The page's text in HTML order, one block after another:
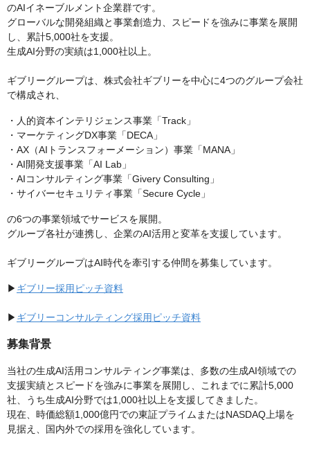
のAIイネーブルメント企業群です。
グローバルな開発組織と事業創造力、スピードを強みに事業を展開
し、累計5,000社を支援。
生成AI分野の実績は1,000社以上。
ギブリーグループは、株式会社ギブリーを中心に4つのグループ会社
で構成され、
・人的資本インテリジェンス事業「Track」
・マーケティングDX事業「DECA」
・AX（AIトランスフォーメーション）事業「MANA」
・AI開発支援事業「AI Lab」
・AIコンサルティング事業「Givery Consulting」
・サイバーセキュリティ事業「Secure Cycle」
の6つの事業領域でサービスを展開。
グループ各社が連携し、企業のAI活用と変革を支援しています。
ギブリーグループはAI時代を牽引する仲間を募集しています。
▶︎ ギブリー採用ピッチ資料
▶︎ ギブリーコンサルティング採用ピッチ資料
募集背景
当社の生成AI活用コンサルティング事業は、多数の生成AI領域での
支援実績とスピードを強みに事業を展開し、これまでに累計5,000
社、うち生成AI分野では1,000社以上を支援してきました。
現在、時価総額1,000億円での東証プライムまたはNASDAQ上場を
見据え、国内外での採用を強化しています。